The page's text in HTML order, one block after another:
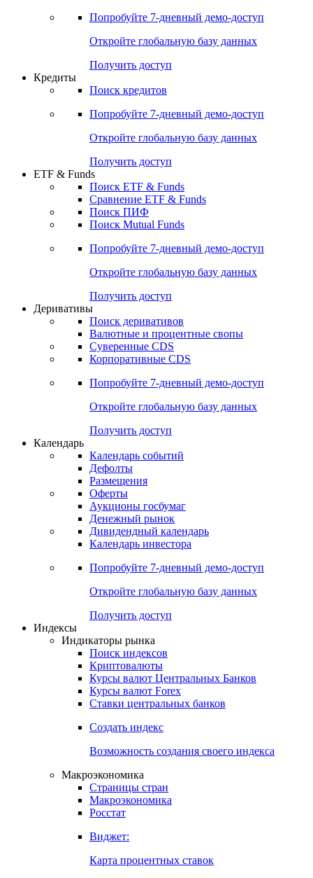
Попробуйте 7-дневный демо-доступ
Откройте глобальную базу данных
Получить доступ
Кредиты
Поиск кредитов
Попробуйте 7-дневный демо-доступ
Откройте глобальную базу данных
Получить доступ
ETF & Funds
Поиск ETF & Funds
Сравнение ETF & Funds
Поиск ПИФ
Поиск Mutual Funds
Попробуйте 7-дневный демо-доступ
Откройте глобальную базу данных
Получить доступ
Деривативы
Поиск деривативов
Валютные и процентные свопы
Суверенные CDS
Корпоративные CDS
Попробуйте 7-дневный демо-доступ
Откройте глобальную базу данных
Получить доступ
Календарь
Календарь событий
Дефолты
Размещения
Оферты
Аукционы госбумаг
Денежный рынок
Дивидендный календарь
Календарь инвестора
Попробуйте 7-дневный демо-доступ
Откройте глобальную базу данных
Получить доступ
Индексы
Индикаторы рынка
Поиск индексов
Криптовалюты
Курсы валют Центральных Банков
Курсы валют Forex
Ставки центральных банков
Создать индекс
Возможность создания своего индекса
Макроэкономика
Страницы стран
Макроэкономика
Росстат
Виджет:
Карта процентных ставок